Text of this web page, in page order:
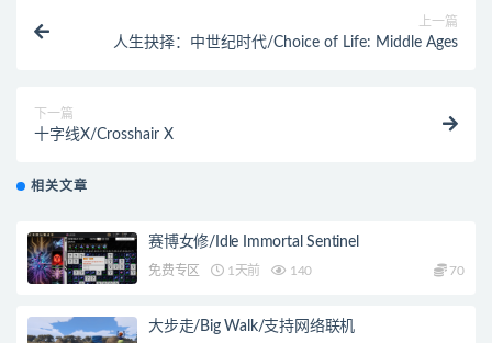
上一篇
人生抉择：中世纪时代/Choice of Life: Middle Ages
下一篇
十字线X/Crosshair X
相关文章
赛博女修/Idle Immortal Sentinel
免费专区 1天前 140 70
大步走/Big Walk/支持网络联机